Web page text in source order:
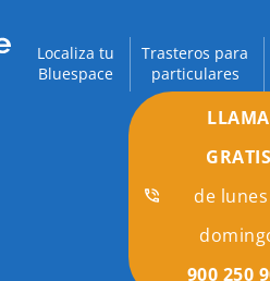
Localiza tu
Bluespace
Trasteros para
particulares
LLAMA
GRATIS
de
900 250